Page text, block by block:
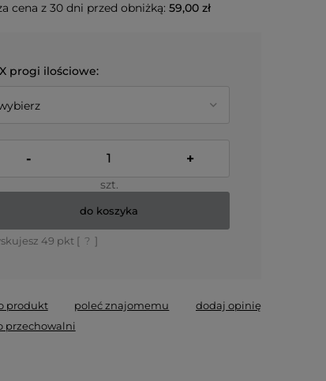
cena z 30 dni przed obniżką: 59,00 zł
progi ilościowe:
- +
szt.
do koszyka
49 pkt [ ? ]
produkt poleć znajomemu
dodaj opinię
przechowalni